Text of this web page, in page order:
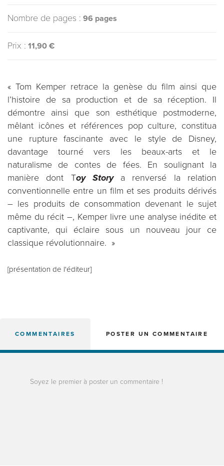
Nombre de pages : 96 pages
Prix : 11,90 €
« Tom Kemper retrace la genèse du film ainsi que
l’histoire de sa production et de sa réception. Il
démontre ainsi que son esthétique postmoderne,
mêlant icônes et références pop culture, constitua
une rupture fascinante avec le style de Disney,
davantage tourné vers les beaux-arts et le
naturalisme de contes de fées. En soulignant la
manière dont Toy Story a renversé la relation
conventionnelle entre un film et ses produits dérivés
– les produits de consommation devenant le sujet
même du récit –, Kemper livre une analyse inédite et
captivante, qui éclaire sous un nouveau jour ce
classique révolutionnaire. »
[présentation de l'éditeur]
COMMENTAIRES POSTER UN COMMENTAIRE
Soyez le premier à poster un commentaire !